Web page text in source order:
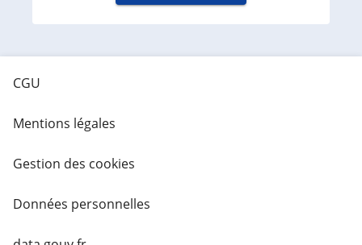
CGU
Mentions légales
Gestion des cookies
Données personnelles